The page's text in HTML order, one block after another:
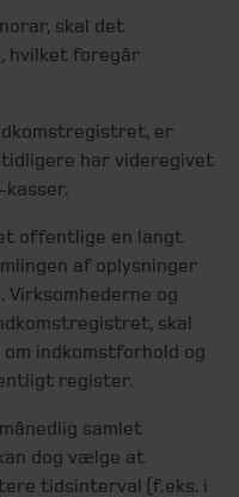
skal det
, hvilket foregår
er
tidligere har videregivet
offentlige en langt
af oplysninger
Virksomhederne og
skal
indkomstforhold og
register.
samlet
dog vælge at
tidsinterval (f.eks. i